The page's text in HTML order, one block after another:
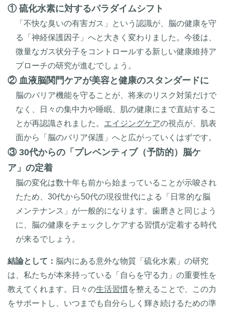
① 硫化水素に対するパラダイムシフト
「不快な臭いの有害ガス」という認識が、脳の健康を守
る「神経保護因子」へと大きく変わりました。今後は、
微量なガス状分子をコントロールする新しい健康維持ア
プローチの研究が進むでしょう。
② 血液脳関門ケアが美容と健康のスタンダードに
脳のバリア機能を守ることが、将来のリスク対策だけで
なく、日々の集中力や睡眠、肌の健康にまで直結するこ
とが再認識されました。 エイジングケアの視点が、肌表
面から「脳のバリア保護」へと広がっていくはずです。
③ 30代からの「プレベンティブ（予防的）脳ケ
ア」の定着
脳の変化は数十年も前から始まっていることが示唆され
たため、30代から50代の現役世代による「日常的な脳
メンテナンス」が一般的になります。歯磨きと同じよう
に、脳の健康をチェックしケアする習慣が定着する時代
が来るでしょう。
結論として： 脳内にある意外な物質「硫化水素」の研究
は、私たちが本来持っている「自らを守る力」の重要性を
教えてくれます。日々の生活習慣を整えることで、この力
をサポートし、いつまでも自分らしく輝き続けるための準